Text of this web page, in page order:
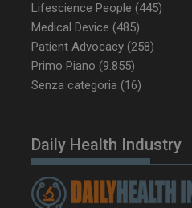
Lifescience People (445)
Medical Device (485)
Patient Advocacy (258)
Primo Piano (9.855)
Senza categoria (16)
Daily Health Industry